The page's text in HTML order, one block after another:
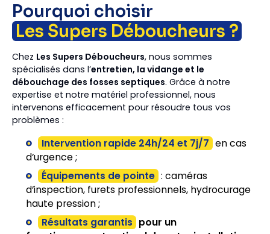
Pourquoi choisir
Les Supers Déboucheurs ?
Chez Les Supers Déboucheurs, nous sommes
spécialisés dans l’entretien, la vidange et le
débouchage des fosses septiques. Grâce à notre
expertise et notre matériel professionnel, nous
intervenons efficacement pour résoudre tous vos
problèmes :
Intervention rapide 24h/24 et 7j/7 en cas
d’urgence ;
Équipements de pointe : caméras
d’inspection, furets professionnels, hydrocurage
haute pression ;
Résultats garantis pour un